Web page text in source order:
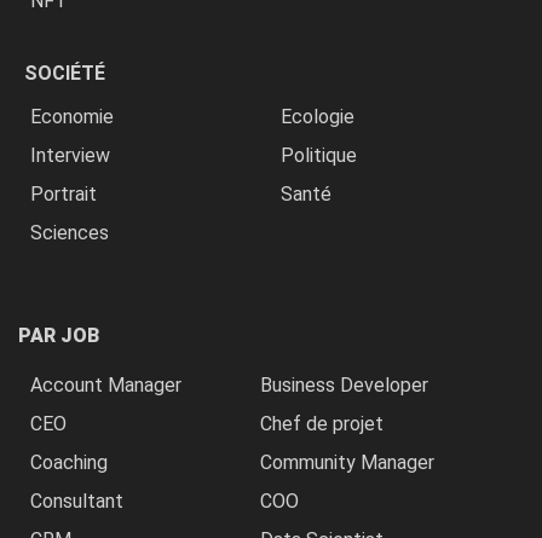
SOCIÉTÉ
Economie
Ecologie
Interview
Politique
Portrait
Santé
Sciences
PAR JOB
Account Manager
Business Developer
CEO
Chef de projet
Coaching
Community Manager
Consultant
COO